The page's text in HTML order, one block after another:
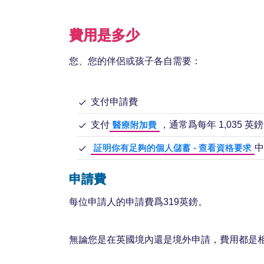
費用是多少
您、您的伴侶或孩子各自需要：
支付申請費
支付 醫療附加費 ，通常爲每年 1,035 英鎊
証明你有足夠的個人儲蓄 - 查看資格要求
申請費
每位申請人的申請費爲319英鎊。
無論您是在英國境內還是境外申請，費用都是